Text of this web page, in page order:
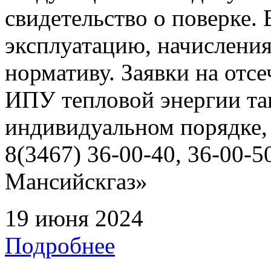
свидетельство о
эксплуатацию,
нормативу. Заявки на
ИПУ тепловой энергии
индивидуальном
8(3467) 36-00-40, 36-
Мансийскгаз»
19 июня 2024
Подробнее